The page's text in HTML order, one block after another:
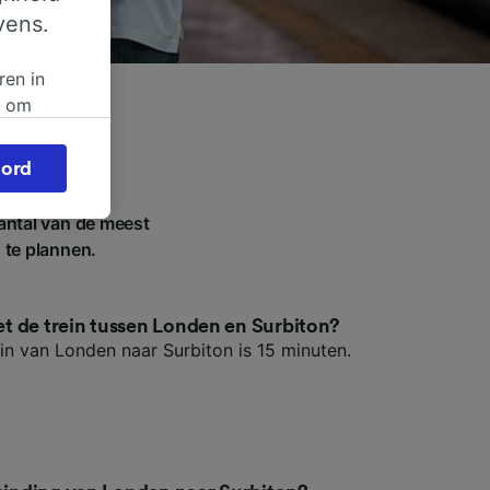
van de meest
te plannen.
de trein tussen Londen en Surbiton?
van Londen naar Surbiton is 15 minuten.
in
om